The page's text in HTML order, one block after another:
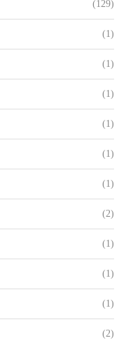
(129)
(1)
(1)
(1)
(1)
(1)
(1)
(2)
(1)
(1)
(1)
(2)